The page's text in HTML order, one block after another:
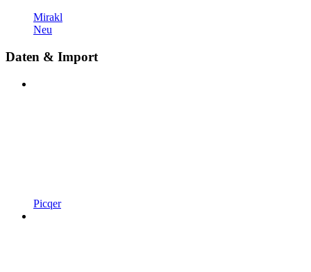
Mirakl
Neu
Daten & Import
Picqer